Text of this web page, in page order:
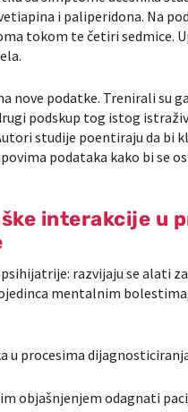
i paliperidona. Na
tokom te četiri sedmice.
podatke. Trenirali su
podskup tog istog
studije poentiraju da bi
podataka kako bi se
interakcije u
razvijaju se alati
mentalnim
u procesima
objašnjenjem odagnati